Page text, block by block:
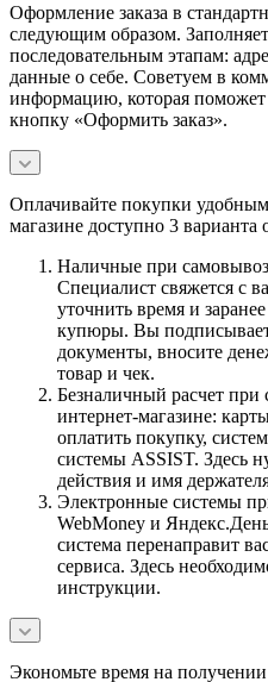
Оформление заказа в
следующим образом.
последовательным этапам:
данные о себе. Советуем в
информацию, которая
кнопку «Оформить заказ».
Оплачивайте покупки
магазине доступно 3 варианта
Наличные при
Специалист свяжется с
уточнить время и
купюры. Вы
документы, вносите
товар и чек.
Безналичный расчет
интернет-магазине:
оплатить покупку,
системы ASSIST. Здесь
действия и имя
Электронные системы
WebMoney и
система перенаправит
сервиса. Здесь
инструкции.
Экономьте время на